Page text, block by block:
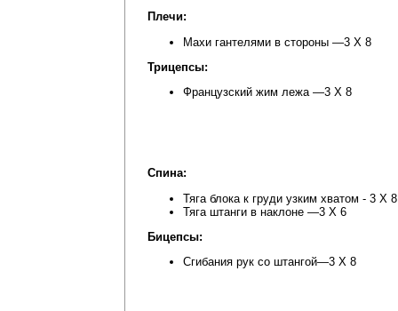
Плечи:
Махи гантелями в стороны —3 Х 8
Трицепсы:
Французский жим лежа —3 Х 8
Спина:
Тяга блока к груди узким хватом - 3 Х 8
Тяга штанги в наклоне —3 Х 6
Бицепсы:
Сгибания рук со штангой—3 Х 8